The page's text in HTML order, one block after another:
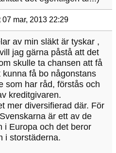
07 mar, 2013 22:29
av min släkt är tyskar ,
jag gärna påstå att det
skulle ta chansen att få
få bo någonstans
som har råd, förstås och
kreditgivaren.
mer diversifierad där. För
är ett av de
i Europa och det beror
i storstäderna.